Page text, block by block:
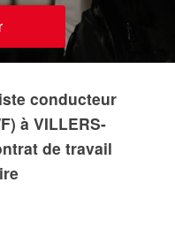
conducteur
à VILLERS-
de travail